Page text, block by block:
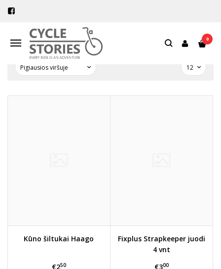
Navigacija
0
VISOS PREKĖS
Pagrindinis Visos prekės
Kūno šiltukai Haago
€250
Fixplus Strapkeeper juodi
4 vnt
€300